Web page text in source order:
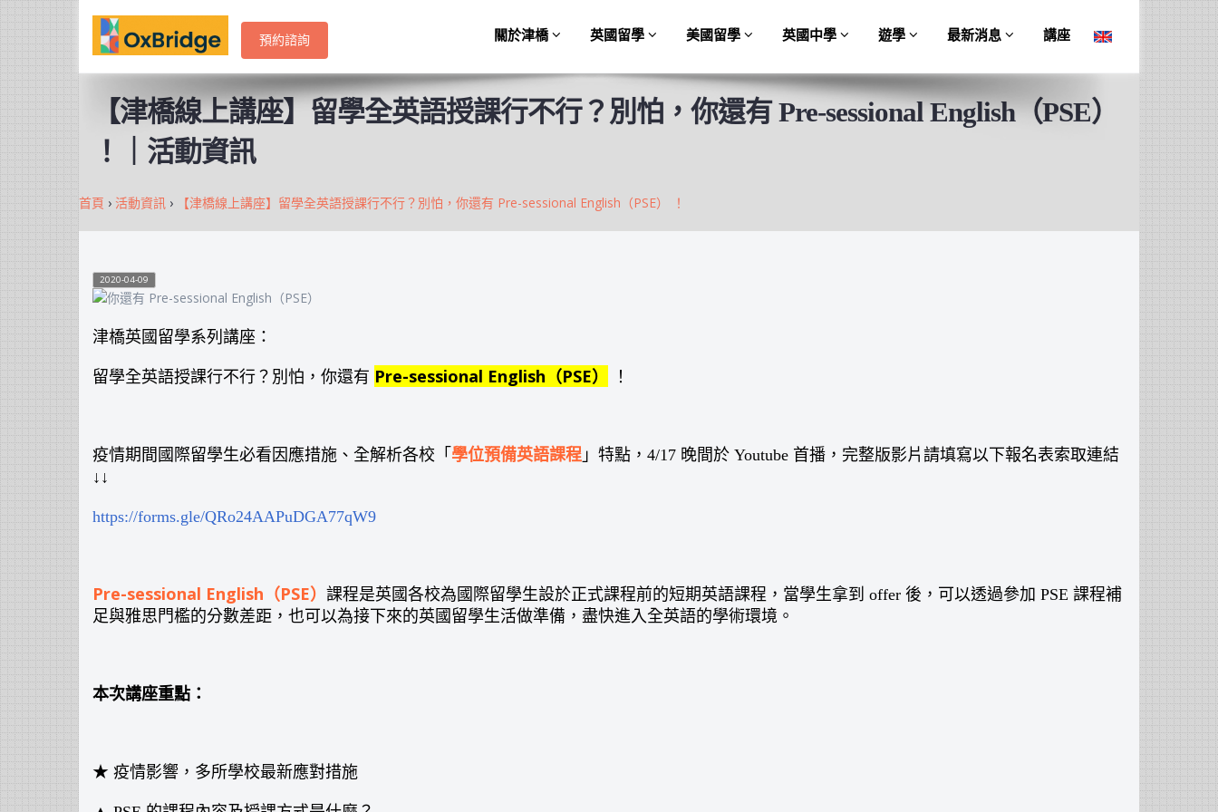
預約諮詢 關於津橋 英國留學 美國留學 英國中學 遊學 最新消息 講座
【津橋線上講座】留學全英語授課行不行？別怕，你還有 Pre-sessional English（PSE）
！｜活動資訊
首頁 › 活動資訊 › 【津橋線上講座】留學全英語授課行不行？別怕，你還有 Pre-sessional English（PSE） ！
2020-04-09
津橋英國留學系列講座：
留學全英語授課行不行？別怕，你還有 Pre-sessional English（PSE） ！
疫情期間國際留學生必看因應措施、全解析各校「 學位預備英語課程 」特點，4/17 晚間於 Youtube 首播，完整版影片請填寫以下報名表索取連結
↓↓
https://forms.gle/QRo24AAPuDGA77qW9
Pre-sessional English（PSE） 課程是英國各校為國際留學生設於正式課程前的短期英語課程，當學生拿到 offer 後，可以透過參加 PSE 課程補
足與雅思門檻的分數差距，也可以為接下來的英國留學生活做準備，盡快進入全英語的學術環境。
本次講座重點：
★ 疫情影響，多所學校最新應對措施